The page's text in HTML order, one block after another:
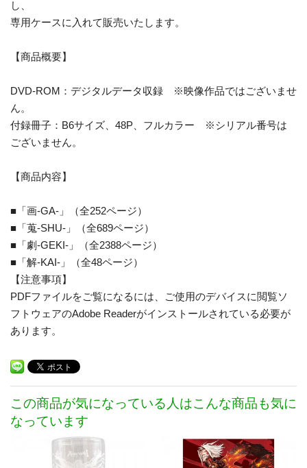
し、
専用ケースに入れて販売いたします。
【商品概要】
DVD-ROM：デジタルデータ収録 ※映像作品ではございませ
ん。
付録冊子：B6サイズ、48P、フルカラー ※シリアル番号は
ございません。
【商品内容】
■「画-GA-」（全252ページ）
■「蒐-SHU-」（全689ページ）
■「劇-GEKI-」（全2388ページ）
■「解-KAI-」（全48ページ）
【注意事項】
PDFファイルをご覧になるには、ご使用のデバイスに閲覧ソ
フトウェアのAdobe Readerがインストールされている必要が
あります。
この商品が気になっている人はこんな商品も気に
なっています